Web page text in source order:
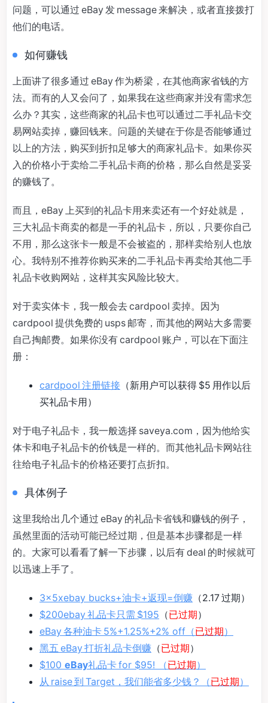
问题，可以通过 eBay 发 message 来解决，或者直接拨打
他们的电话。
如何赚钱
上面讲了很多通过 eBay 作为桥梁，在其他商家省钱的方
法。而有的人又会问了，如果我在这些商家并没有需求怎
么办？其实，这些商家的礼品卡也可以通过二手礼品卡交
易网站卖掉，赚回钱来。问题的关键在于你是否能够通过
以上的方法，购买到折扣足够大的商家礼品卡。如果你买
入的价格小于卖给二手礼品卡商的价格，那么自然是妥妥
的赚钱了。
而且，eBay 上买到的礼品卡用来卖还有一个好处就是，
三大礼品卡商卖的都是一手的礼品卡，所以，只要你自己
不用，那么这张卡一般是不会被盗的，那样卖给别人也放
心。我特别不推荐你购买来的二手礼品卡再卖给其他二手
礼品卡收购网站，这样其实风险比较大。
对于卖实体卡，我一般会去 cardpool 卖掉。因为
cardpool 提供免费的 usps 邮寄，而其他的网站大多需要
自己掏邮费。如果你没有 cardpool 账户，可以在下面注
册：
cardpool 注册链接 （新用户可以获得 $5 用作以后
买礼品卡用）
对于电子礼品卡，我一般选择 saveya.com，因为他给实
体卡和电子礼品卡的价钱是一样的。而其他礼品卡网站往
往给电子礼品卡的价格还要打点折扣。
具体例子
这里我给出几个通过 eBay 的礼品卡省钱和赚钱的例子，
虽然里面的活动可能已经过期，但是基本步骤都是一样
的。大家可以看看了解一下步骤，以后有 deal 的时候就可
以迅速上手了。
3x5xebay bucks+油卡+返现=倒赚 （2.17 过期）
$200ebay 礼品卡只需 $195 （已过期）
eBay 各种油卡 5%+1.25%+2% off （已过期）
黑五 eBay 打折礼品卡倒赚 （已过期）
$100 eBay礼品卡 for $95! （已过期）
从 raise 到 Target，我们能省多少钱？
（已过期）